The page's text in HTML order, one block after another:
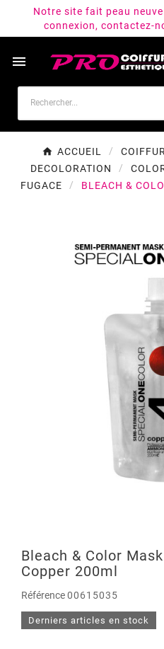
Notre site fait peau
connexion, contactez-

ACCUEIL
DECOLORATION
FUGACE
BLEACH &
Bleach & Color
Copper 200ml
Référence00615035
Derniers articles en stock